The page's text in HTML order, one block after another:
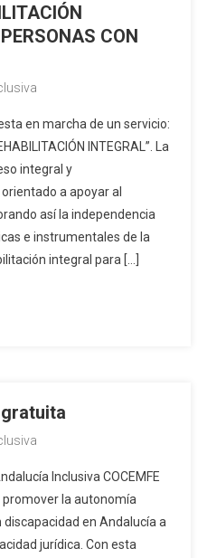
CON
en marcha de un servicio:
INTEGRAL”. La
integral y
a apoyar al
así la independencia
e instrumentales de la
integral para […]
Inclusiva COCEMFE
la autonomía
en Andalucía a
jurídica. Con esta